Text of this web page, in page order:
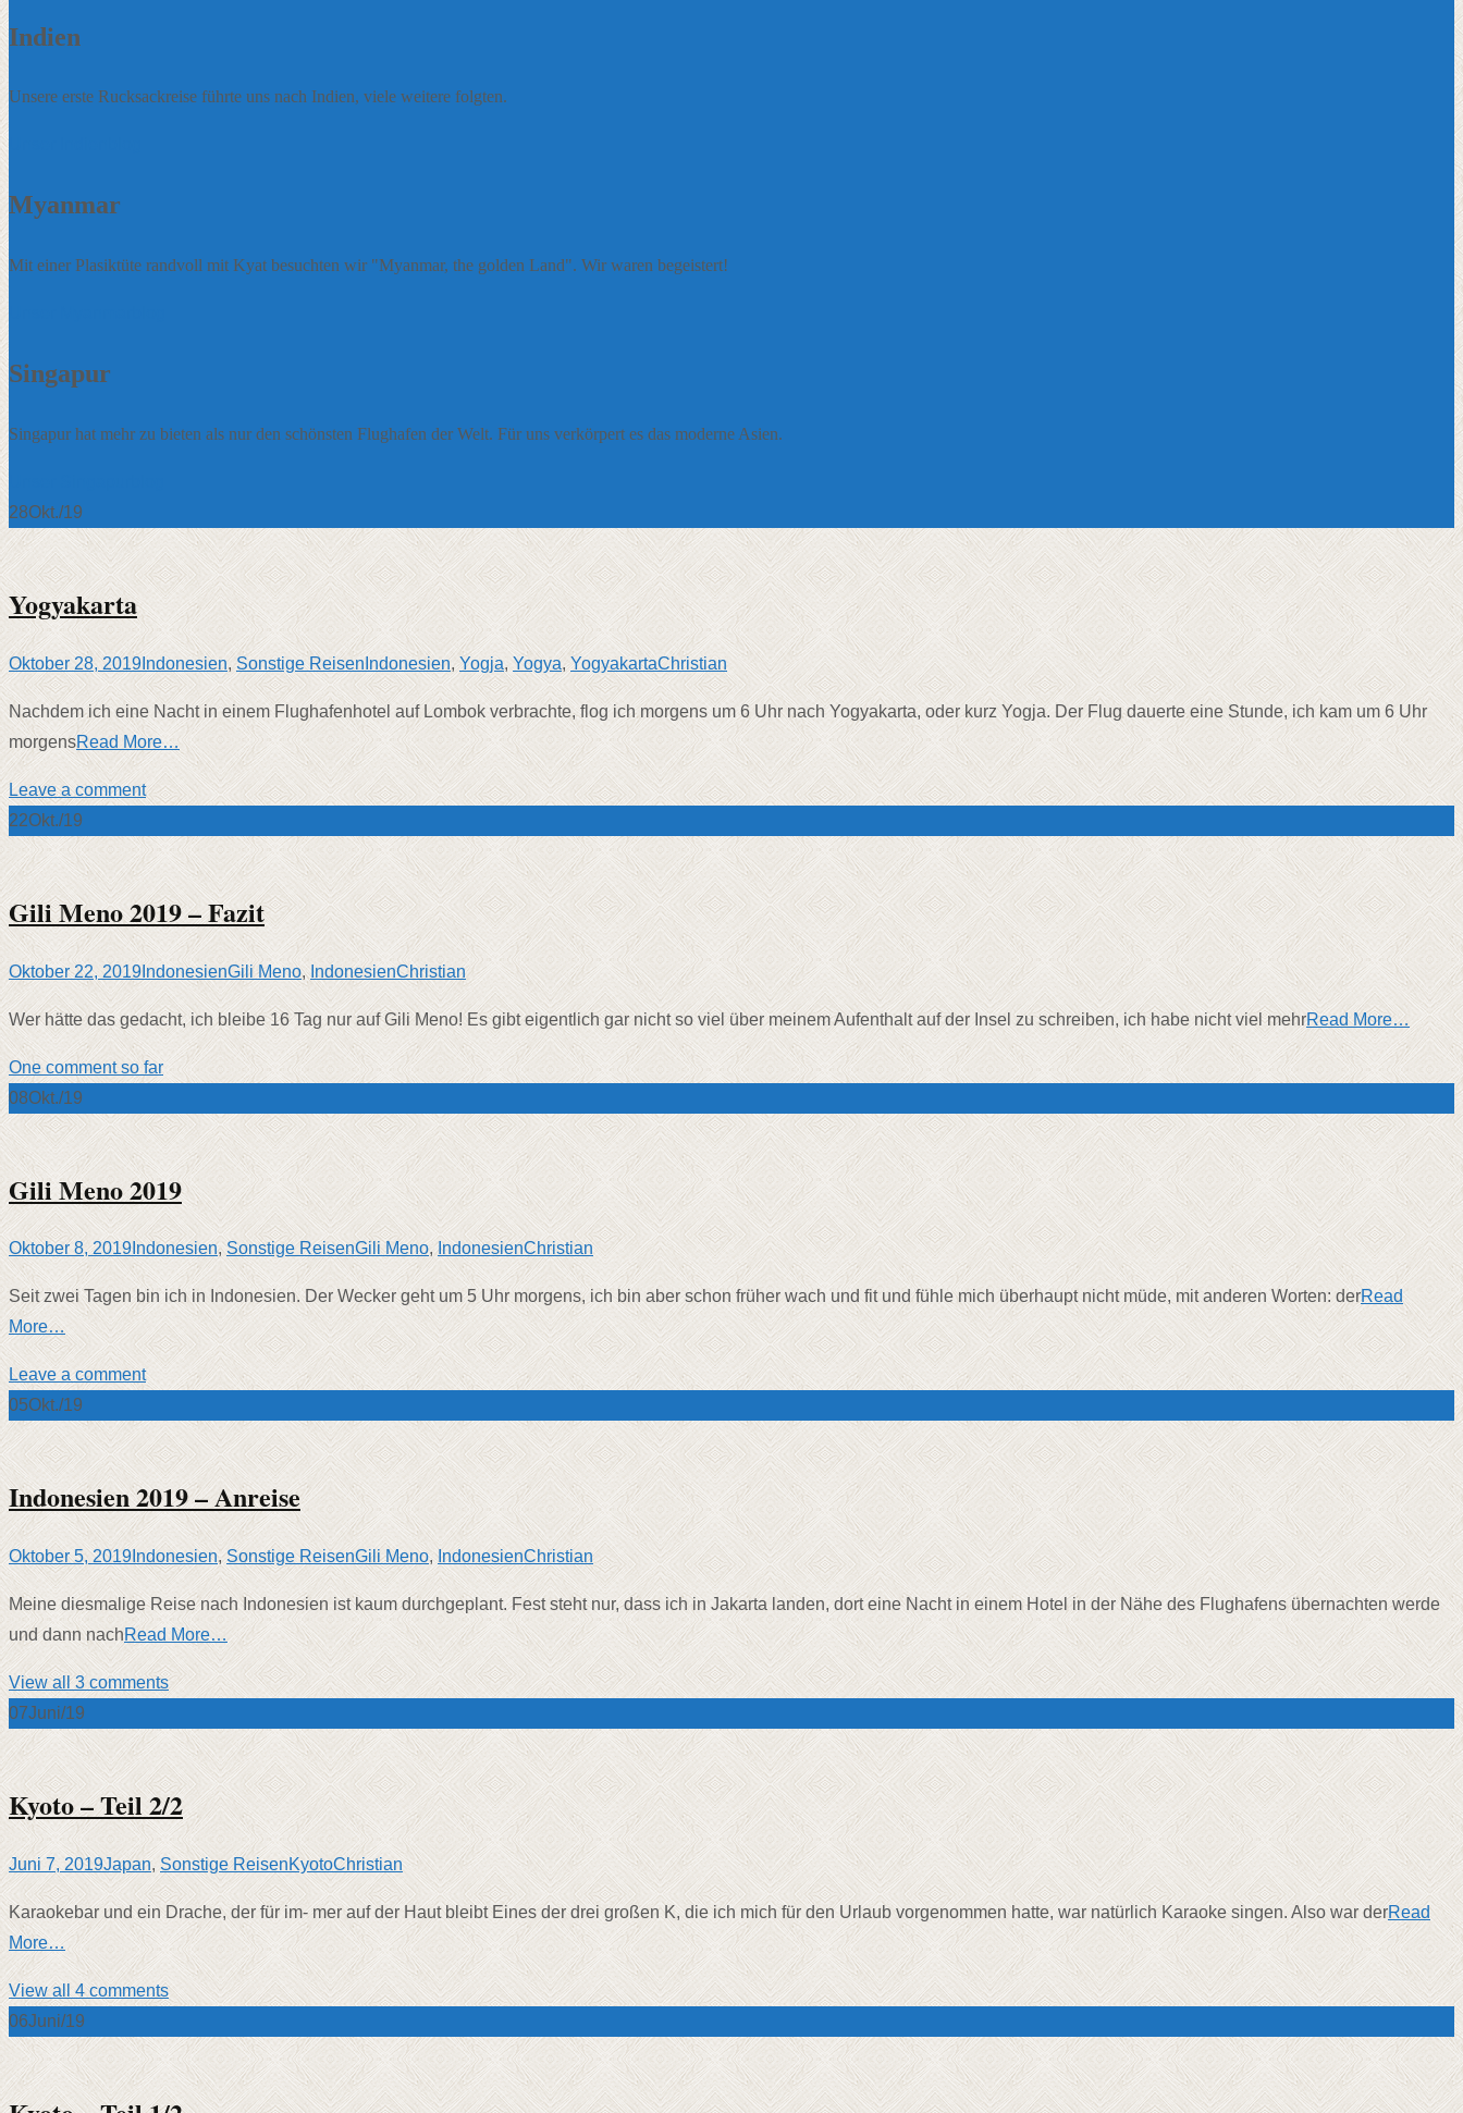
Indien
Unsere erste Rucksackreise führte uns nach Indien, viele weitere folgten.
Myanmar
Mit einer Plasiktüte randvoll mit Kyat besuchten wir "Myanmar, the golden Land". Wir waren begeistert!
Singapur
Singapur hat mehr zu bieten als nur den schönsten Flughafen der Welt. Für uns verkörpert es das moderne Asien.
28Okt./19
Yogyakarta
Oktober 28, 2019 Indonesien, Sonstige Reisen Indonesien,Yogja, Yogya,YogyakartaChristian
Nachdem ich eine Nacht in einem Flughafenhotel auf Lombok verbrachte, flog ich morgens um 6 Uhr nach Yogyakarta, oder kurz Yogja. Der Flug dauerte eine Stunde, ich kam um 6 Uhr
morgensRead More…
Leave a comment
22Okt./19
Gili Meno 2019 – Fazit
Oktober 22, 2019IndonesienGili Meno, IndonesienChristian
Wer hätte das gedacht, ich bleibe 16 Tag nur auf Gili Meno! Es gibt eigentlich gar nicht so viel über meinem Aufenthalt auf der Insel zu schreiben, ich habe nicht viel mehrRead More…
One comment so far
08Okt./19
Gili Meno 2019
Oktober 8, 2019Indonesien,Sonstige ReisenGili Meno,IndonesienChristian
Seit zwei Tagen bin ich in Indonesien. Der Wecker geht um 5 Uhr morgens, ich bin aber schon früher wach und fit und fühle mich überhaupt nicht müde, mit anderen Worten: derRead
More…
Leave a comment
05Okt./19
Indonesien 2019 – Anreise
Oktober 5, 2019 Indonesien,Sonstige ReisenGili Meno,IndonesienChristian
Meine diesmalige Reise nach Indonesien ist kaum durchgeplant. Fest steht nur, dass ich in Jakarta landen, dort eine Nacht in einem Hotel in der Nähe des Flughafens übernachten werde
und dann nachRead More…
View all 3 comments
07Juni/19
Kyoto – Teil 2/2
Juni 7, 2019Japan, Sonstige ReisenKyotoChristian
Karaokebar und ein Drache, der für im- mer auf der Haut bleibt Eines der drei großen K, die ich mich für den Urlaub vorgenommen hatte, war natürlich Karaoke singen. Also war derRead
More…
View all 4 comments
06Juni/19